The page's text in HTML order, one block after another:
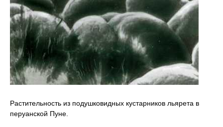
Растительность из подушковидных кустарников льярета в
перуанской Пуне.